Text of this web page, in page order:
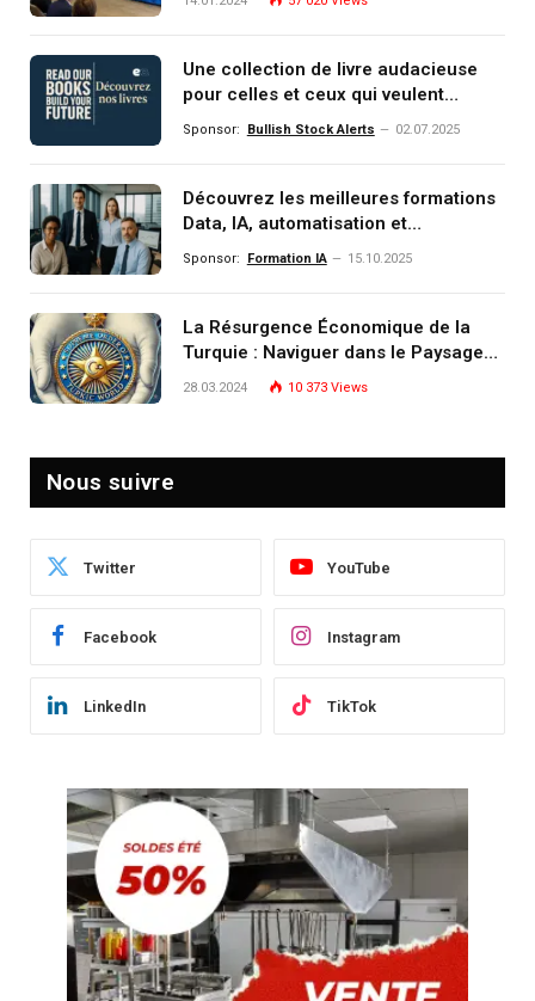
Une collection de livre audacieuse
pour celles et ceux qui veulent
comprendre, investir et dominer le
Sponsor: Bullish Stock Alerts 02.07.2025
Découvrez les meilleures formations
Data, IA, automatisation et
investissement (gestion de
Sponsor: Formation IA 15.10.2025
La Résurgence Économique de la
Turquie : Naviguer dans le Paysage
Post-Crise
28.03.2024 10 373 Views
Nous suivre
Twitter YouTube
Facebook Instagram
LinkedIn TikTok